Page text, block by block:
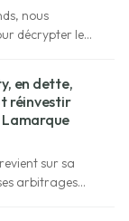
nous
décrypter les
en dette,
réinvestir
Lamarque
sur sa
arbitrages